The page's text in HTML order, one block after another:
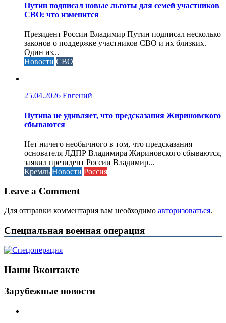
Путин подписал новые льготы для семей участников
СВО: что изменится
Президент России Владимир Путин подписал несколько
законов о поддержке участников СВО и их близких.
Один из...
Новости СВО
25.04.2026 Евгений
Путина не удивляет, что предсказания Жириновского
сбываются
Нет ничего необычного в том, что предсказания
основателя ЛДПР Владимира Жириновского сбываются,
заявил президент России Владимир...
Кремль Новости Россия
Leave a Comment
Для отправки комментария вам необходимо авторизоваться.
Специальная военная операция
Наши Вконтакте
Зарубежные новости